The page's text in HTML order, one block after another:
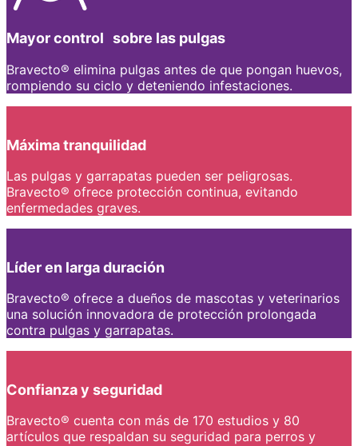
Mayor control sobre las pulgas
Bravecto® elimina pulgas antes de que pongan huevos,
rompiendo su ciclo y deteniendo infestaciones.
Máxima tranquilidad
Las pulgas y garrapatas pueden ser peligrosas.
Bravecto® ofrece protección continua, evitando
enfermedades graves.
Líder en larga duración
Bravecto® ofrece a dueños de mascotas y veterinarios
una solución innovadora de protección prolongada
contra pulgas y garrapatas.
Confianza y seguridad
Bravecto® cuenta con más de 170 estudios y 80
artículos que respaldan su seguridad para perros y